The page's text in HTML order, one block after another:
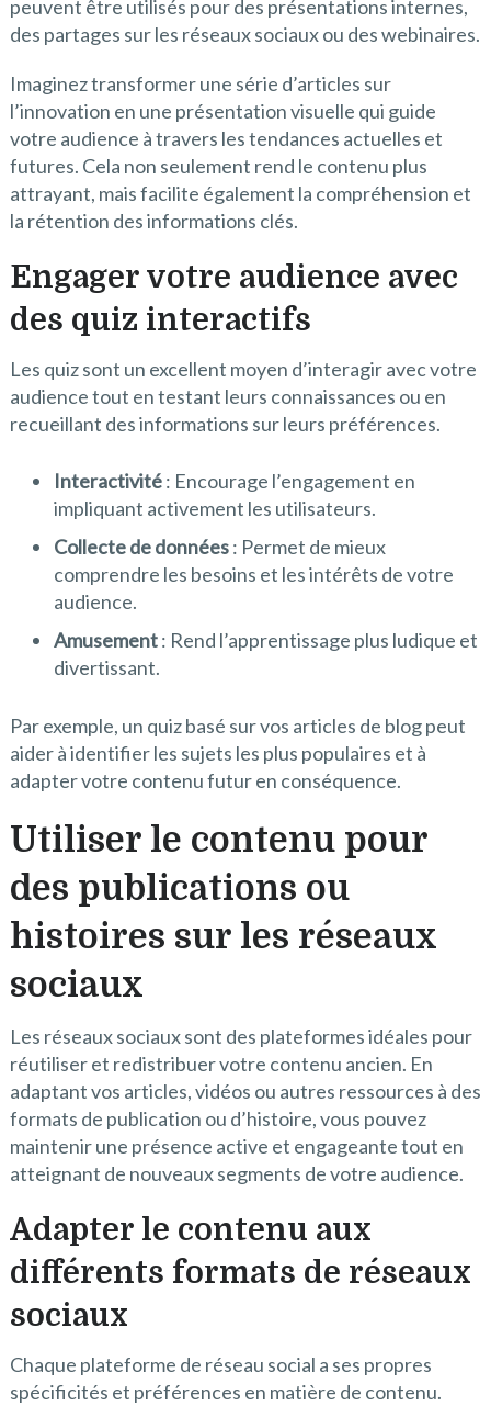
peuvent être utilisés pour des présentations internes,
des partages sur les réseaux sociaux ou des webinaires.
Imaginez transformer une série d’articles sur
l’innovation en une présentation visuelle qui guide
votre audience à travers les tendances actuelles et
futures. Cela non seulement rend le contenu plus
attrayant, mais facilite également la compréhension et
la rétention des informations clés.
Engager votre audience avec
des quiz interactifs
Les quiz sont un excellent moyen d’interagir avec votre
audience tout en testant leurs connaissances ou en
recueillant des informations sur leurs préférences.
Interactivité: Encourage l’engagement en
impliquant activement les utilisateurs.
Collecte de données: Permet de mieux
comprendre les besoins et les intérêts de votre
audience.
Amusement: Rend l’apprentissage plus ludique et
divertissant.
Par exemple, un quiz basé sur vos articles de blog peut
aider à identifier les sujets les plus populaires et à
adapter votre contenu futur en conséquence.
Utiliser le contenu pour
des publications ou
histoires sur les réseaux
sociaux
Les réseaux sociaux sont des plateformes idéales pour
réutiliser et redistribuer votre contenu ancien. En
adaptant vos articles, vidéos ou autres ressources à des
formats de publication ou d’histoire, vous pouvez
maintenir une présence active et engageante tout en
atteignant de nouveaux segments de votre audience.
Adapter le contenu aux
différents formats de réseaux
sociaux
Chaque plateforme de réseau social a ses propres
spécificités et préférences en matière de contenu.